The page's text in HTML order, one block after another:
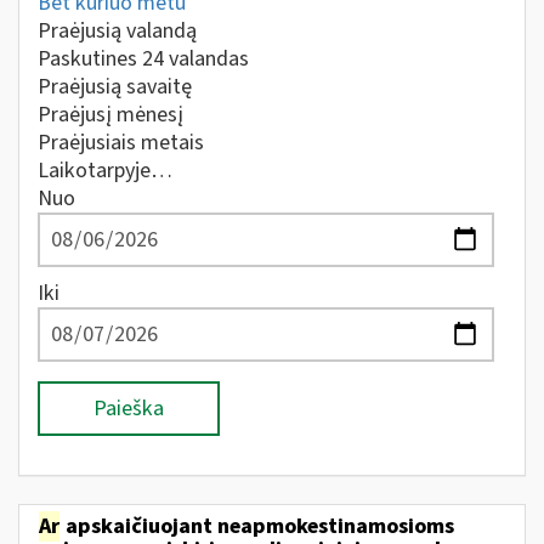
Praėjusią valandą
Paskutines 24 valandas
Praėjusią savaitę
Praėjusį mėnesį
Praėjusiais metais
Laikotarpyje…
Nuo
Iki
Paieška
Ar apskaičiuojant neapmokestinamosioms